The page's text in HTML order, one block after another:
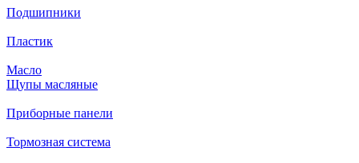
Подшипники
Пластик
Масло
Щупы масляные
Приборные панели
Тормозная система